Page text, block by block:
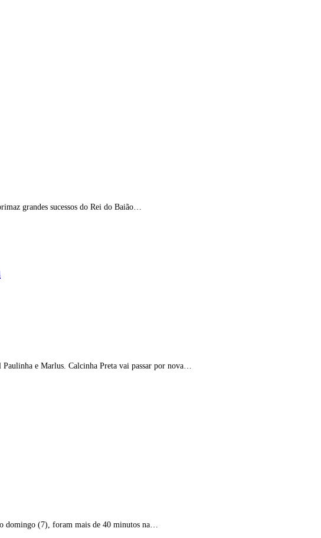
grandes sucessos do Rei do Baião…
Paulinha e Marlus. Calcinha Preta vai passar por nova…
domingo (7), foram mais de 40 minutos na…